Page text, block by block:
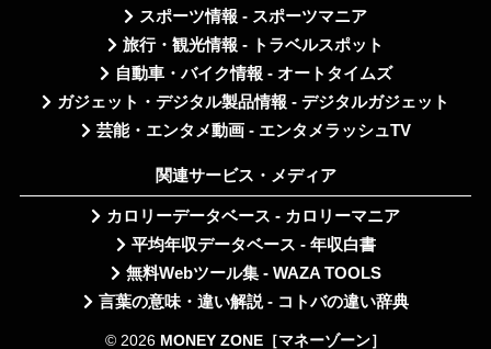
スポーツ情報 - スポーツマニア
旅行・観光情報 - トラベルスポット
自動車・バイク情報 - オートタイムズ
ガジェット・デジタル製品情報 - デジタルガジェット
芸能・エンタメ動画 - エンタメラッシュTV
関連サービス・メディア
カロリーデータベース - カロリーマニア
平均年収データベース - 年収白書
無料Webツール集 - WAZA TOOLS
言葉の意味・違い解説 - コトバの違い辞典
© 2026 MONEY ZONE［マネーゾーン］